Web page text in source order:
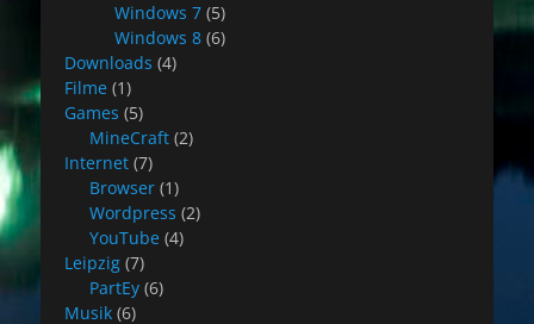
Windows 7 (5)
Windows 8 (6)
Downloads (4)
Filme (1)
Games (5)
MineCraft (2)
Internet (7)
Browser (1)
Wordpress (2)
YouTube (4)
Leipzig (7)
PartEy (6)
Musik (6)